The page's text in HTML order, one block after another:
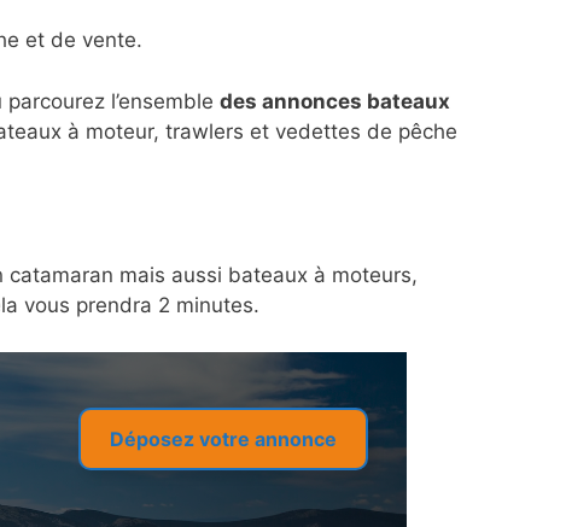
et de vente.
l’ensemble des annonces bateaux
à moteur, trawlers et vedettes de pêche
catamaran mais aussi bateaux à moteurs,
vous prendra 2 minutes.
Déposez votre annonce